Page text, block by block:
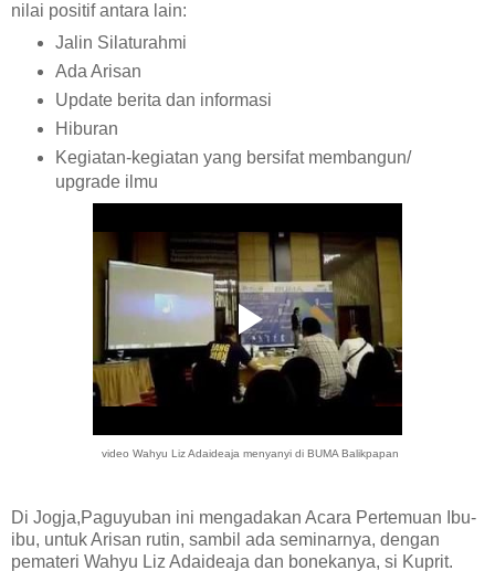
nilai positif antara lain:
Jalin Silaturahmi
Ada Arisan
Update berita dan informasi
Hiburan
Kegiatan-kegiatan yang bersifat membangun/
upgrade ilmu
video Wahyu Liz Adaideaja menyanyi di BUMA Balikpapan
Di Jogja,Paguyuban ini mengadakan Acara Pertemuan Ibu-
ibu, untuk Arisan rutin, sambil ada seminarnya, dengan
pemateri Wahyu Liz Adaideaja dan bonekanya, si Kuprit.